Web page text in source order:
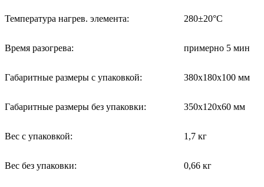
Температура нагрев. элемента: 280±20°С
Время разогрева: примерно 5 мин
Габаритные размеры с упаковкой: 380х180х100 мм
Габаритные размеры без упаковки: 350х120х60 мм
Вес с упаковкой: 1,7 кг
Вес без упаковки: 0,66 кг